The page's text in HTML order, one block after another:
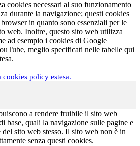
cookies necessari al suo funzionamento
durante la navigazione; questi cookies
in quanto sono essenziali per le
web. Inoltre, questo sito web utilizza
ad esempio i cookies di Google
meglio specificati nelle tabelle qui
policy estesa.
a rendere fruibile il sito web
base, quali la navigazione sulle pagine e
del sito web stesso. Il sito web non è in
senza questi cookies.